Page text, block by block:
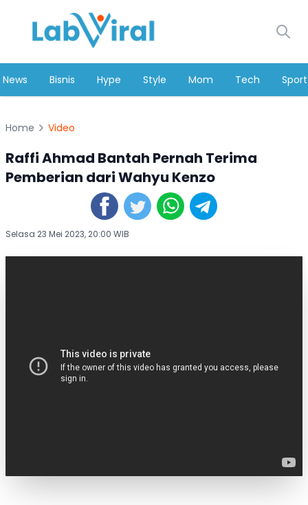
News Bisnis Hype Style Mom Tech Sport
Home Video
Raffi Ahmad Bantah Pernah Terima
Pemberian dari Wahyu Kenzo
Selasa 23 Mei 2023, 20:00 WIB